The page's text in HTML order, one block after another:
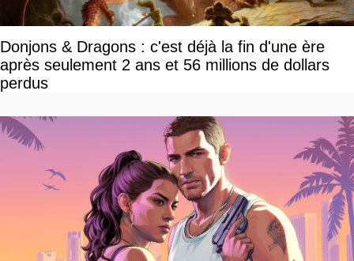
Donjons & Dragons : c'est déjà la fin d'une ère
après seulement 2 ans et 56 millions de dollars
perdus